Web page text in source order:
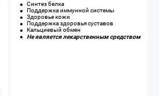
Синтез белка
Поддержка иммунной системы
Здоровье кожи
Поддержка здоровья суставов
Кальциевый обмен
Не является лекарственным средством